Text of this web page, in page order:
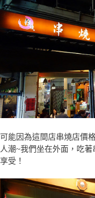
可能因為這間店串燒店價
人潮~我們坐在外面，吃
享受！